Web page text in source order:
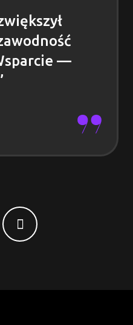
—